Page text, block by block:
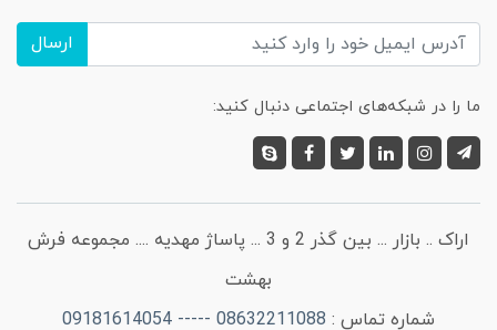
ارسال
ما را در شبکه‌های اجتماعی دنبال کنید:
اراک .. بازار ... بین گذر 2 و 3 ... پاساژ مهدیه .... مجموعه فرش
بهشت
شماره تماس : 08632211088 ----- 09181614054